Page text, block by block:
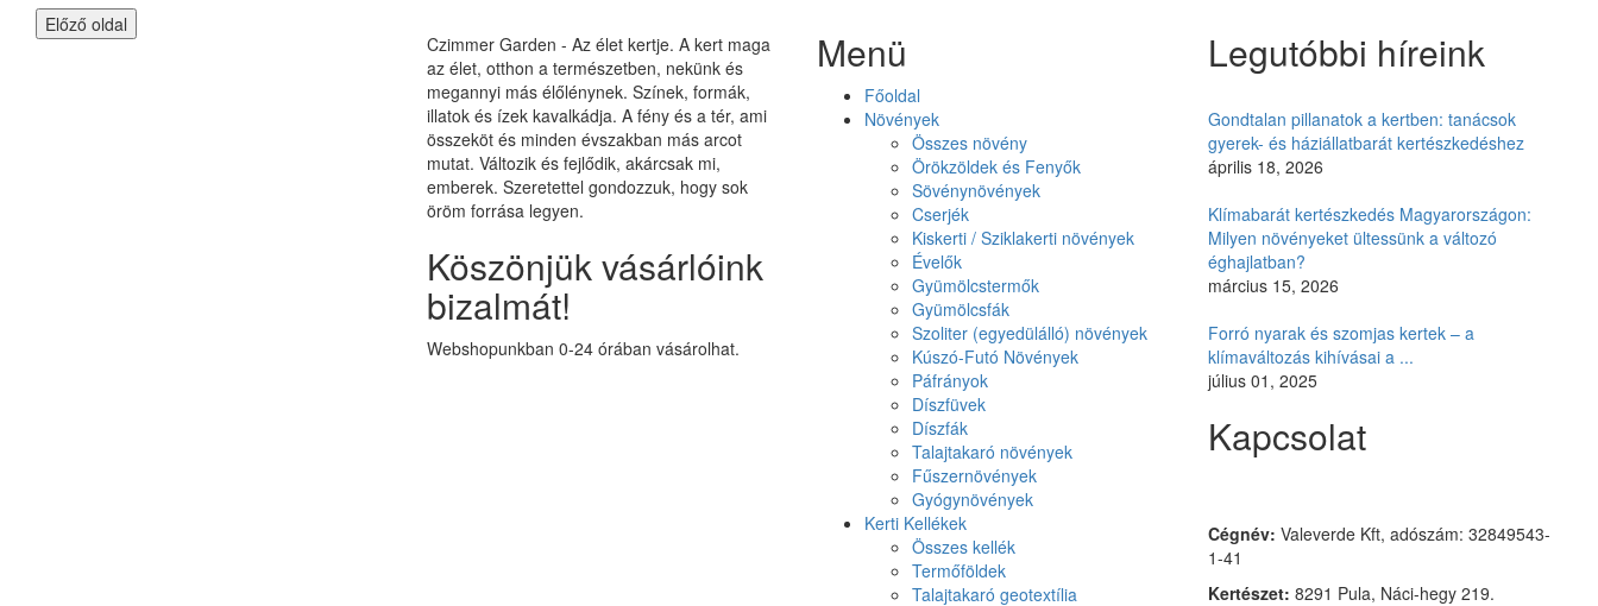
Czimmer Garden - Az élet kertje. A kert maga
az élet, otthon a természetben, nekünk és
megannyi más élőlénynek. Színek, formák,
illatok és ízek kavalkádja. A fény és a tér, ami
összeköt és minden évszakban más arcot
mutat. Változik és fejlődik, akárcsak mi,
emberek. Szeretettel gondozzuk, hogy sok
öröm forrása legyen.
Köszönjük vásárlóink
bizalmát!
Webshopunkban 0-24 órában vásárolhat.
Menü
Főoldal
Növények
Összes növény
Örökzöldek és Fenyők
Sövénynövények
Cserjék
Kiskerti / Sziklakerti növények
Évelők
Gyümölcstermők
Gyümölcsfák
Szoliter (egyedülálló) növények
Kúszó-Futó Növények
Páfrányok
Díszfüvek
Díszfák
Talajtakaró növények
Fűszernövények
Gyógynövények
Kerti Kellékek
Összes kellék
Termőföldek
Talajtakaró geotextília
Legutóbbi híreink
Gondtalan pillanatok a kertben: tanácsok
gyerek- és háziállatbarát kertészkedéshez
április 18, 2026
Klímabarát kertészkedés Magyarországon:
Milyen növényeket ültessünk a változó
éghajlatban?
március 15, 2026
Forró nyarak és szomjas kertek – a
klímaváltozás kihívásai a ...
július 01, 2025
Kapcsolat
Cégnév: Valeverde Kft, adószám: 32849543-
1-41
Kertészet: 8291 Pula, Náci-hegy 219.